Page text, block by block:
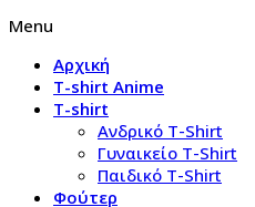
Menu
Αρχική
T-shirt Anime
T-shirt
Aνδρικό Τ-Shirt
Γυναικείο T-Shirt
Παιδικό T-Shirt
Φούτερ